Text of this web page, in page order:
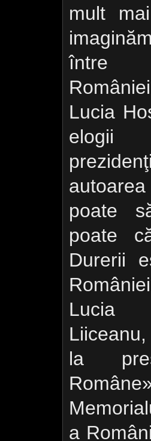
mult
între
Lucia
elogii
poate
poate
Durerii
Lucia
la
a